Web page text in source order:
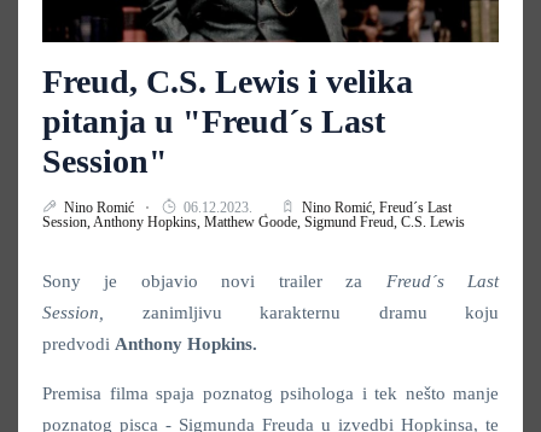
Freud, C.S. Lewis i velika
pitanja u "Freud´s Last
Session"
Nino Romić 06.12.2023. Nino Romić, Freud´s Last
Session,Anthony Hopkins, Matthew Goode, Sigmund Freud, C.S. Lewis
Sony je objavio novi trailer za Freud´s Last
Session, zanimljivu karakternu dramu koju
predvodi Anthony Hopkins.
Premisa filma spaja poznatog psihologa i tek nešto manje
poznatog pisca - Sigmunda Freuda u izvedbi Hopkinsa, te